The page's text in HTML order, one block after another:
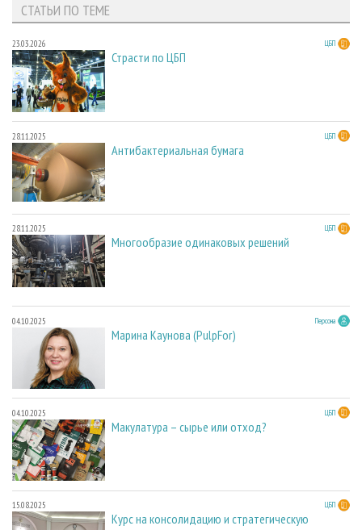
СТАТЬИ ПО ТЕМЕ
23.03.2026 ЦБП
Страсти по ЦБП
28.11.2025 ЦБП
Антибактериальная бумага
28.11.2025 ЦБП
Многообразие одинаковых решений
04.10.2025 Персона
Марина Каунова (PulpFor)
04.10.2025 ЦБП
Макулатура – сырье или отход?
15.08.2025 ЦБП
Курс на консолидацию и стратегическую